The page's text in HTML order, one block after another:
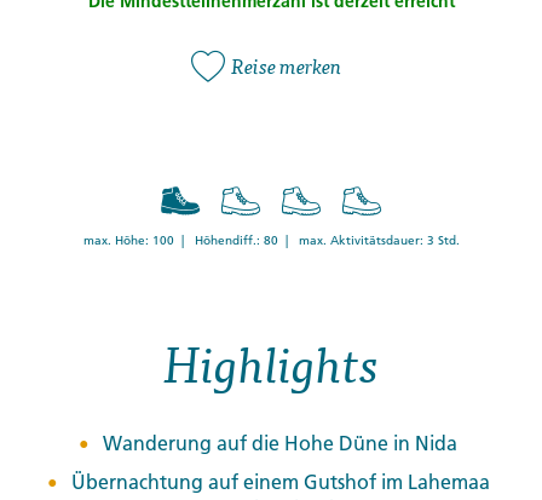
Reise merken
max. Höhe: 100 | Höhendiff.: 80 | max. Aktivitätsdauer: 3 Std.
Highlights
Wanderung auf die Hohe Düne in Nida
Übernachtung auf einem Gutshof im Lahemaa